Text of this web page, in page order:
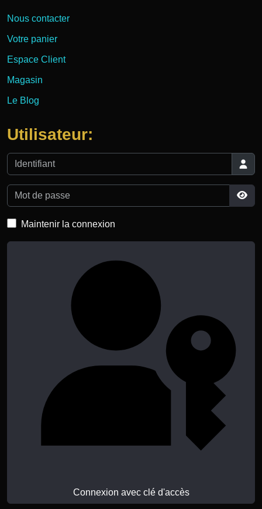
Nous contacter
Votre panier
Espace Client
Magasin
Le Blog
Utilisateur:
Identifiant
Mot de passe
Maintenir la connexion
Connexion avec clé d'accès